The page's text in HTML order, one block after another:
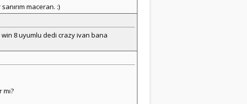
maceran. :)
8 uyumlu dedi crazy ivan bana